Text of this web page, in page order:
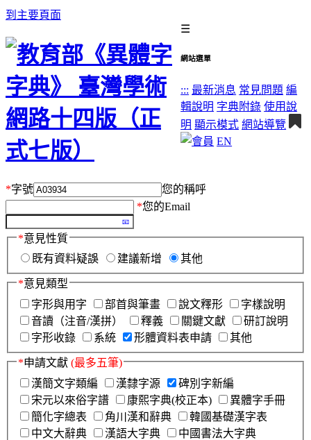
到主要頁面
☰
網站選單
::: 最新消息 常見問題 編
輯說明 字典附錄 使用說
明 顯示模式 網站導覽
EN
*字號
您的稱呼
*您的Email
*意見性質
既有資料疑誤
建議新增 其他
*意見類型
字形與用字
部首與筆畫 說文釋形
字樣說明
音讀（注音/漢拼）
釋義 關鍵文獻
研訂說明
字形收錄
系統 形體資料表申請 其他
*申請文獻 (最多五筆)
漢簡文字類編
漢隸字源
碑別字新編
宋元以來俗字譜
康熙字典(校正本)
異體字手冊
簡化字總表
角川漢和辭典
韓國基礎漢字表
中文大辭典
漢語大字典
中國書法大字典